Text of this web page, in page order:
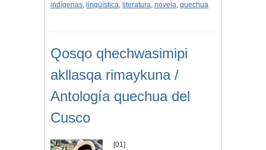
indígenas, lingüística, literatura, novela, quechua
Qosqo qhechwasimipi
akllasqa rimaykuna /
Antología quechua del
Cusco
[01]